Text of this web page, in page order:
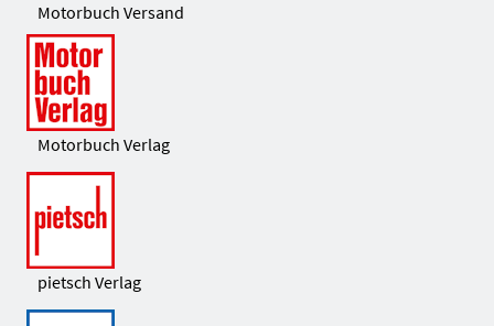
Motorbuch Versand
Motorbuch Verlag
pietsch Verlag